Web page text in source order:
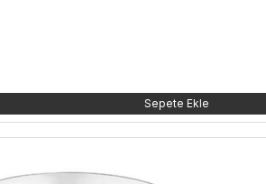
Sepete Ekle